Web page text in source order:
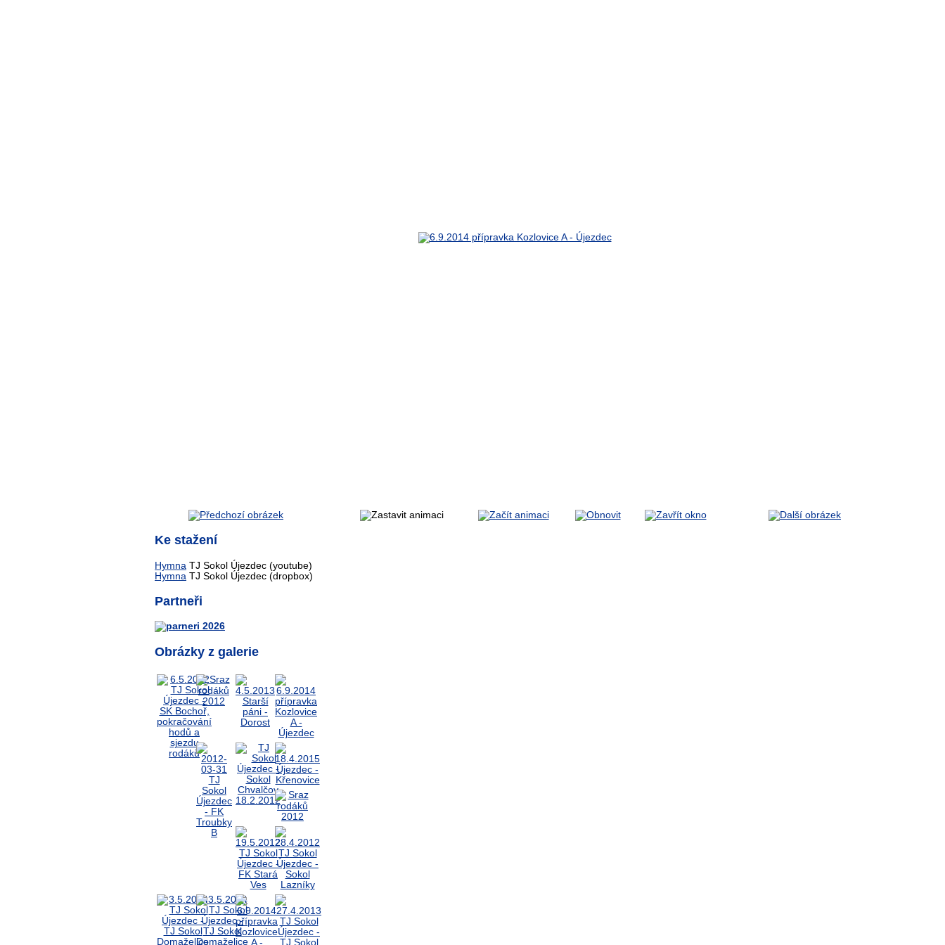
Ke stažení
Hymna TJ Sokol Újezdec (youtube)
Hymna TJ Sokol Újezdec (dropbox)
Partneři
Obrázky z galerie